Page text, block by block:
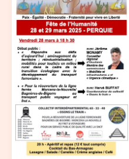
mars
2025,
débat
organisé
par
le
collectif
“Osons
le
rail”
à
la
fête
de
l’Humanité
de